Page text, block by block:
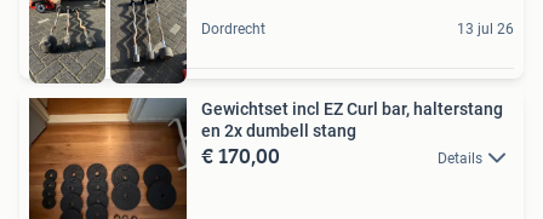
Dordrecht 13 jul 26
Gewichtset incl EZ Curl bar, halterstang
en 2x dumbell stang
€ 170,00 Details